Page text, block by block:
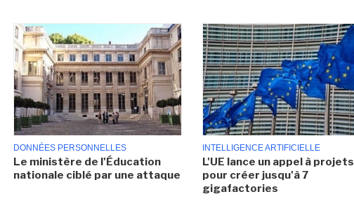
DONNÉES PERSONNELLES
Le ministère de l'Éducation
nationale ciblé par une attaque
INTELLIGENCE ARTIFICIELLE
L'UE lance un appel à projets
pour créer jusqu'à 7
gigafactories